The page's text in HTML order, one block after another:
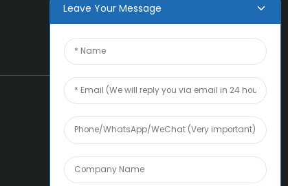
Leave Your Message